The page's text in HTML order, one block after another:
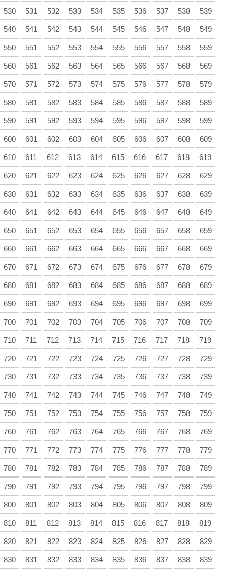
530 531 532 533 534 535 536 537 538 539
540 541 542 543 544 545 546 547 548 549
550 551 552 553 554 555 556 557 558 559
560 561 562 563 564 565 566 567 568 569
570 571 572 573 574 575 576 577 578 579
580 581 582 583 584 585 586 587 588 589
590 591 592 593 594 595 596 597 598 599
600 601 602 603 604 605 606 607 608 609
610 611 612 613 614 615 616 617 618 619
620 621 622 623 624 625 626 627 628 629
630 631 632 633 634 635 636 637 638 639
640 641 642 643 644 645 646 647 648 649
650 651 652 653 654 655 656 657 658 659
660 661 662 663 664 665 666 667 668 669
670 671 672 673 674 675 676 677 678 679
680 681 682 683 684 685 686 687 688 689
690 691 692 693 694 695 696 697 698 699
700 701 702 703 704 705 706 707 708 709
710 711 712 713 714 715 716 717 718 719
720 721 722 723 724 725 726 727 728 729
730 731 732 733 734 735 736 737 738 739
740 741 742 743 744 745 746 747 748 749
750 751 752 753 754 755 756 757 758 759
760 761 762 763 764 765 766 767 768 769
770 771 772 773 774 775 776 777 778 779
780 781 782 783 784 785 786 787 788 789
790 791 792 793 794 795 796 797 798 799
800 801 802 803 804 805 806 807 808 809
810 811 812 813 814 815 816 817 818 819
820 821 822 823 824 825 826 827 828 829
830 831 832 833 834 835 836 837 838 839